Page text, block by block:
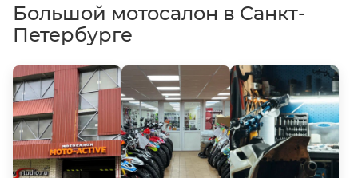
Большой мотосалон в Санкт-
Петербурге